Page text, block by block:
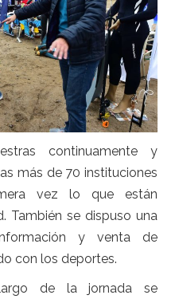
continuamente y
más de 70 instituciones
vez lo que están
También se dispuso una
y venta de
con los deportes.
de la jornada se